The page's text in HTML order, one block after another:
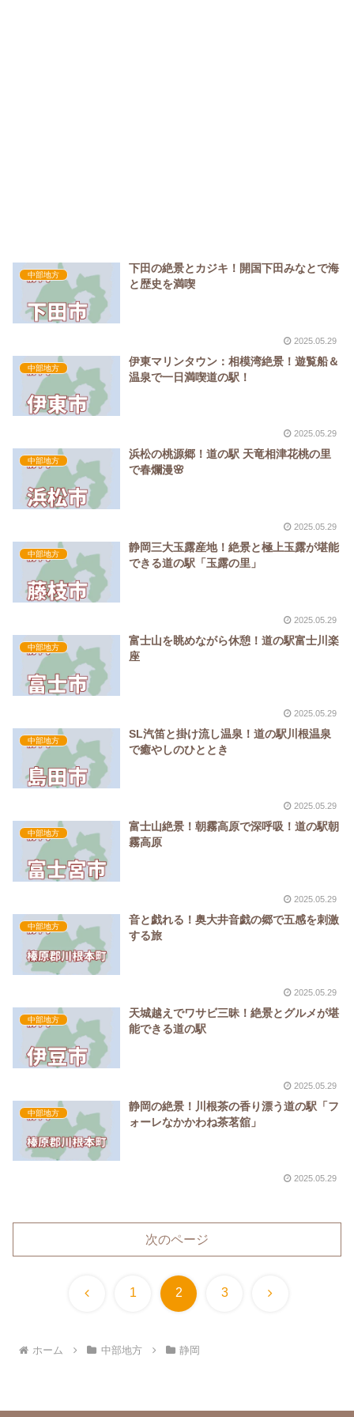
中部地方
下田の絶景とカジキ！開国下田みなとで海
と歴史を満喫
2025.05.29
中部地方
伊東マリンタウン：相模湾絶景！遊覧船＆
温泉で一日満喫道の駅！
2025.05.29
中部地方
浜松の桃源郷！道の駅 天竜相津花桃の里
で春爛漫🌸
2025.05.29
中部地方
静岡三大玉露産地！絶景と極上玉露が堪能
できる道の駅「玉露の里」
2025.05.29
中部地方
富士山を眺めながら休憩！道の駅富士川楽
座
2025.05.29
中部地方
SL汽笛と掛け流し温泉！道の駅川根温泉
で癒やしのひととき
2025.05.29
中部地方
富士山絶景！朝霧高原で深呼吸！道の駅朝
霧高原
2025.05.29
中部地方
音と戯れる！奥大井音戯の郷で五感を刺激
する旅
2025.05.29
中部地方
天城越えでワサビ三昧！絶景とグルメが堪
能できる道の駅
2025.05.29
中部地方
静岡の絶景！川根茶の香り漂う道の駅「フ
ォーレなかかわね茶茗舘」
2025.05.29
次のページ
前 1 2 3 次
ホーム 中部地方 静岡